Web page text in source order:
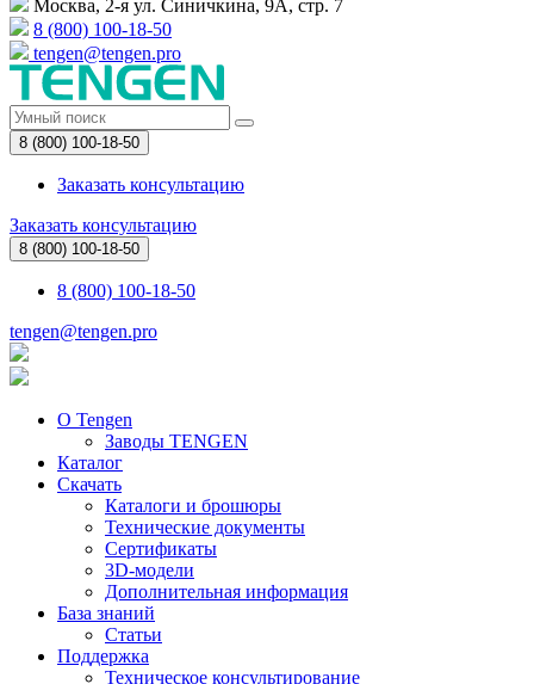
Москва, 2-я ул. Синичкина, 9А, стр. 7
8 (800) 100-18-50
tengen@tengen.pro
8 (800) 100-18-50
Заказать консультацию
Заказать консультацию
8 (800) 100-18-50
8 (800) 100-18-50
tengen@tengen.pro
О Tengen
Заводы TENGEN
Каталог
Скачать
Каталоги и брошюры
Технические документы
Сертификаты
3D-модели
Дополнительная информация
База знаний
Статьи
Поддержка
Техническое консультирование